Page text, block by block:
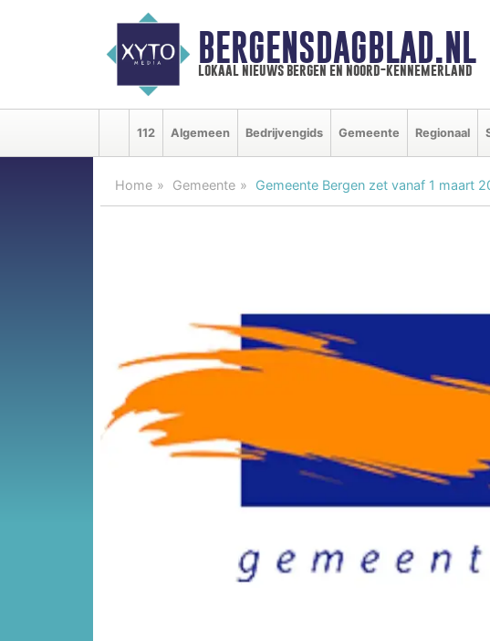
BERGENSDAGBLAD.NL
lokaal nieuws bergen en noord-kennemerland
112 Algemeen Bedrijvengids Gemeente Regionaal
Home Gemeente Gemeente Bergen zet vanaf 1 maart